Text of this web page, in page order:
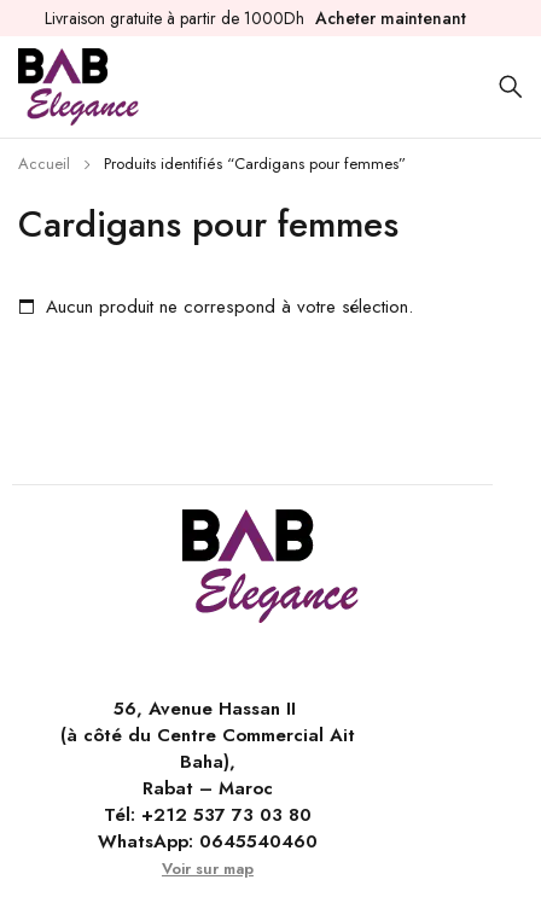
Livraison gratuite à partir de 1000Dh Acheter maintenant
Cardigans pour femmes
Accueil Produits identifiés “Cardigans pour femmes”
Aucun produit ne correspond à votre sélection.
56, Avenue Hassan II
(à côté du Centre Commercial Ait
Baha),
Rabat – Maroc
Tél: +212 537 73 03 80
WhatsApp: 0645540460
Voir sur map